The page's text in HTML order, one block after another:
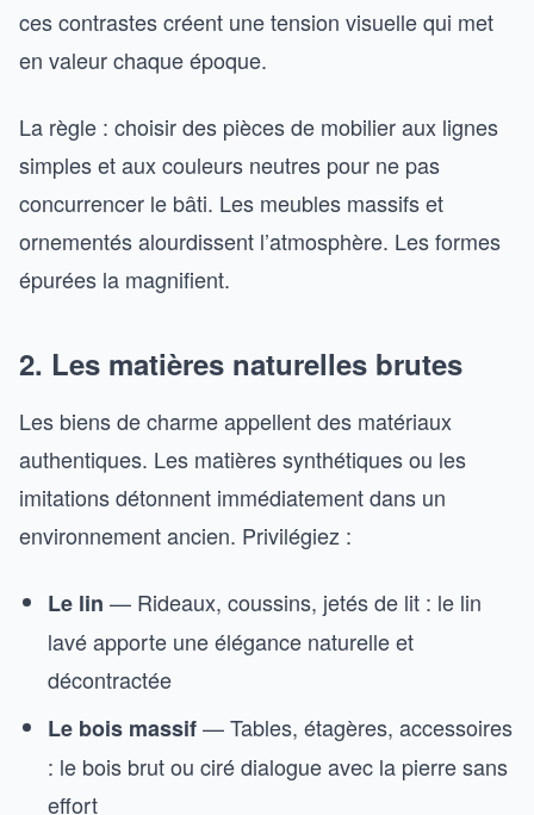
ces contrastes créent une tension visuelle qui met
en valeur chaque époque.
La règle : choisir des pièces de mobilier aux lignes
simples et aux couleurs neutres pour ne pas
concurrencer le bâti. Les meubles massifs et
ornementés alourdissent l’atmosphère. Les formes
épurées la magnifient.
2. Les matières naturelles brutes
Les biens de charme appellent des matériaux
authentiques. Les matières synthétiques ou les
imitations détonnent immédiatement dans un
environnement ancien. Privilégiez :
Le lin — Rideaux, coussins, jetés de lit : le lin
lavé apporte une élégance naturelle et
décontractée
Le bois massif— Tables, étagères, accessoires
: le bois brut ou ciré dialogue avec la pierre sans
effort